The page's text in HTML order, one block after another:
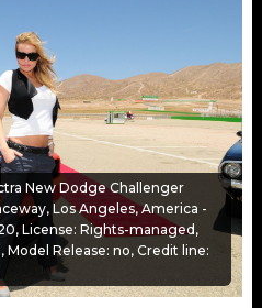
New Dodge Challenger
Los Angeles, America -
License: Rights-managed,
Model Release: no, Credit line: